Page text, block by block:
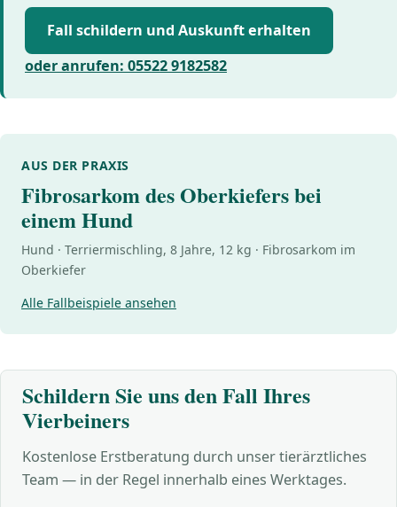
Fall schildern und Auskunft erhalten
oder anrufen: 05522 9182582
AUS DER PRAXIS
Fibrosarkom des Oberkiefers bei
einem Hund
Hund · Terriermischling, 8 Jahre, 12 kg · Fibrosarkom im
Oberkiefer
Alle Fallbeispiele ansehen
Schildern Sie uns den Fall Ihres
Vierbeiners
Kostenlose Erstberatung durch unser tierärztliches
Team — in der Regel innerhalb eines Werktages.